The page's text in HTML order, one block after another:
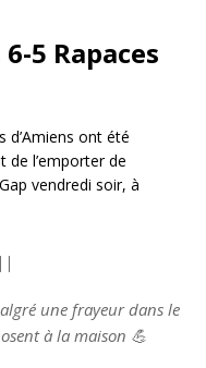
5 Rapaces
d’Amiens ont été
de l’emporter de
vendredi soir, à
une frayeur dans le
à la maison 💪